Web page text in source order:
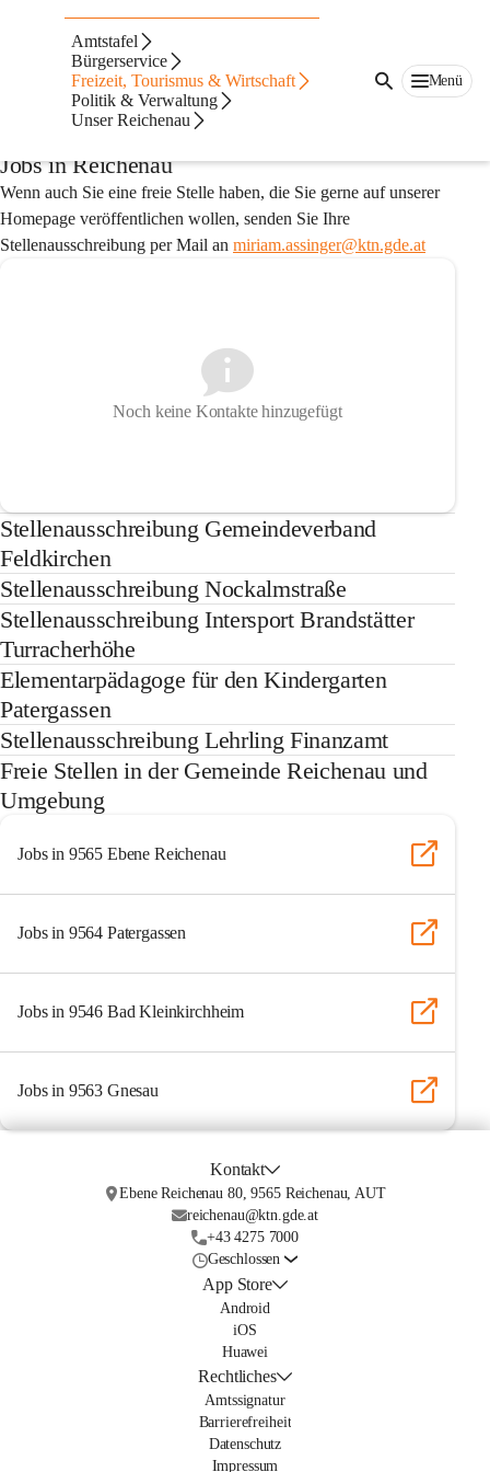
Amtstafel
Bürgerservice
Freizeit, Tourismus & Wirtschaft
Politik & Verwaltung
Unser Reichenau
Menü
Ausschreibungen &
Jobs
Jobs in Reichenau
Wenn auch Sie eine freie Stelle haben, die Sie gerne auf unserer
Homepage veröffentlichen wollen, senden Sie Ihre
Stellenausschreibung per Mail an miriam.assinger@ktn.gde.at
Noch keine Kontakte hinzugefügt
Stellenausschreibung Gemeindeverband
Feldkirchen
Stellenausschreibung Nockalmstraße
Stellenausschreibung Intersport Brandstätter
Turracherhöhe
Elementarpädagoge für den Kindergarten
Patergassen
Stellenausschreibung Lehrling Finanzamt
Freie Stellen in der Gemeinde Reichenau und
Umgebung
Jobs in 9565 Ebene Reichenau
Jobs in 9564 Patergassen
Jobs in 9546 Bad Kleinkirchheim
Jobs in 9563 Gnesau
Kontakt
Ebene Reichenau 80, 9565 Reichenau, AUT
reichenau@ktn.gde.at
+43 4275 7000
Geschlossen
App Store
Android
iOS
Huawei
Rechtliches
Amtssignatur
Barrierefreiheit
Datenschutz
Impressum